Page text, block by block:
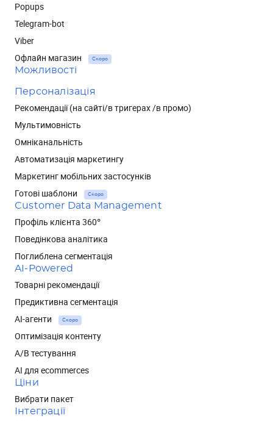
Popups
Telegram-bot
Viber
Офлайн магазин
Скоро
Можливості
Персоналізація
Рекомендації (на сайті/в тригерах /в промо)
Мультимовність
Омніканальність
Автоматизація маркетингу
Маркетинг мобільних застосунків
Готові шаблони
Скоро
Customer Data Management
Профіль клієнта 360°
Поведінкова аналітика
Поглиблена сегментація
AI-Powered
Товарні рекомендації
Предиктивна сегментація
AI-агенти
Скоро
Оптимізація контенту
А/В тестування
AI для ecommerces
Ціни
Вибрати пакет
Інтеграції